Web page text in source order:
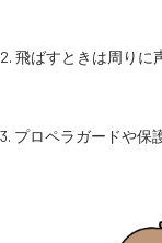
2. 飛ばすときは周りに
3. プロペラガードや保